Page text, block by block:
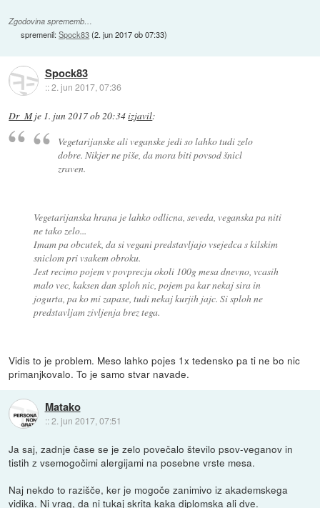
Zgodovina sprememb…
spremenil:Spock83(2. jun 2017 ob 07:33)
Spock83
::2. jun 2017, 07:36
Dr_Mje 1. jun 2017 ob 20:34izjavil:
Vegetarijanske ali veganske jedi so lahko tudi zelo
dobre. Nikjer ne piše, da mora biti povsod šnicl
zraven.
Vegetarijanska hrana je lahko odlicna, seveda, veganska pa niti
ne tako zelo...
Imam pa obcutek, da si vegani predstavljajo vsejedca s kilskim
sniclom pri vsakem obroku.
Jest recimo pojem v povprecju okoli 100g mesa dnevno, vcasih
malo vec, kaksen dan sploh nic, pojem pa kar nekaj sira in
jogurta, pa ko mi zapase, tudi nekaj kurjih jajc. Si sploh ne
predstavljam zivljenja brez tega.
Vidis to je problem. Meso lahko pojes 1x tedensko pa ti ne bo nic
primanjkovalo. To je samo stvar navade.
Matako
::2. jun 2017, 07:51
Ja saj, zadnje čase se je zelo povečalo število psov-veganov in
tistih z vsemogočimi alergijami na posebne vrste mesa.
Naj nekdo to razišče, ker je mogoče zanimivo iz akademskega
vidika. Ni vrag, da ni tukaj skrita kaka diplomska ali dve.